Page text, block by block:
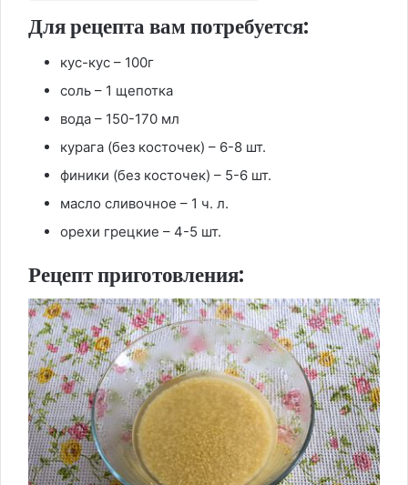
Для рецепта вам потребуется:
кус-кус – 100г
соль – 1 щепотка
вода – 150-170 мл
курага (без косточек) – 6-8 шт.
финики (без косточек) – 5-6 шт.
масло сливочное – 1 ч. л.
орехи грецкие – 4-5 шт.
Рецепт приготовления: